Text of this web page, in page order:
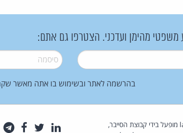
משפטי מהימן ועדכני. הצטרפו גם אתם:
סיסמה*
בהרשמה לאתר ובשימוש בו אתה מאשר
law.co.il מופעל בידי קבוצת הסייבר,
לינקדאין
טוויטר